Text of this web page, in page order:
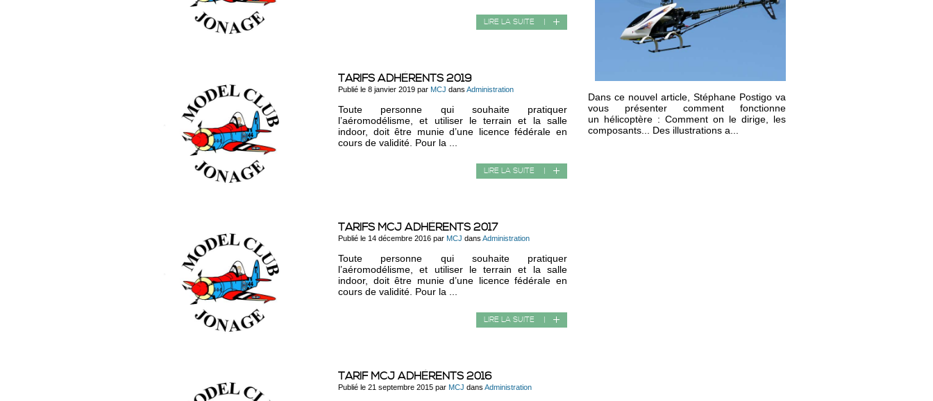
LIRE LA SUITE
TARIFS ADHÉRENTS 2019
Publié le 8 janvier 2019 par MCJ dans Administration
Toute personne qui souhaite pratiquer
l’aéromodélisme, et utiliser le terrain et la salle
indoor, doit être munie d’une licence fédérale en
cours de validité. Pour la ...
LIRE LA SUITE
TARIFS MCJ ADHÉRENTS 2017
Publié le 14 décembre 2016 par MCJ dans Administration
Toute personne qui souhaite pratiquer
l’aéromodélisme, et utiliser le terrain et la salle
indoor, doit être munie d’une licence fédérale en
cours de validité. Pour la ...
LIRE LA SUITE
TARIF MCJ ADHÉRENTS 2016
Publié le 21 septembre 2015 par MCJ dans Administration
Dans ce nouvel article, Stéphane Postigo va
vous présenter comment fonctionne
un hélicoptère : Comment on le dirige, les
composants... Des illustrations a...